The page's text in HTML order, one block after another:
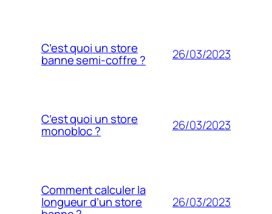
C’est quoi un store
banne semi-coffre ? 26/03/2023
C’est quoi un store
monobloc ? 26/03/2023
Comment calculer la
longueur d’un store 26/03/2023